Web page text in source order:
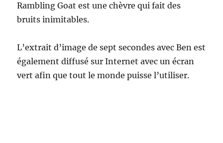
Rambling Goat est une chèvre qui fait des
bruits inimitables.
L’extrait d’image de sept secondes avec Ben est
également diffusé sur Internet avec un écran
vert afin que tout le monde puisse l’utiliser.